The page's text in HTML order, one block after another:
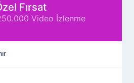
Fırsat
Video İzlenme